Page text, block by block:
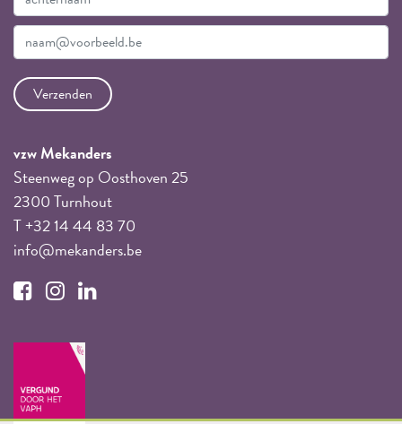
vzw Mekanders
Steenweg op Oosthoven 25
2300 Turnhout
T +32 14 44 83 70
info@mekanders.be